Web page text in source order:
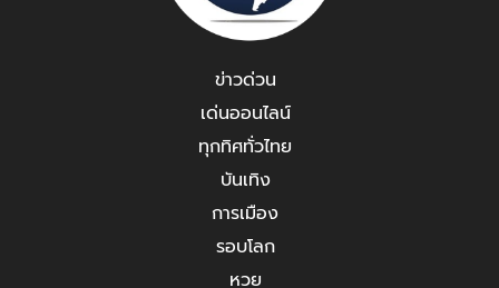
ข่าวด่วน
เด่นออนไลน์
ทุกทิศทั่วไทย
บันเทิง
การเมือง
รอบโลก
หวย